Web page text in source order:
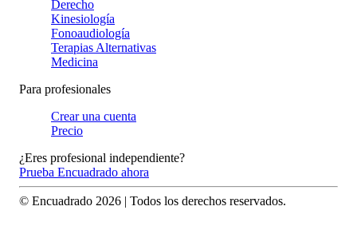
Derecho
Kinesiología
Fonoaudiología
Terapias Alternativas
Medicina
Para profesionales
Crear una cuenta
Precio
¿Eres profesional independiente?
Prueba Encuadrado ahora
© Encuadrado 2026 | Todos los derechos reservados.